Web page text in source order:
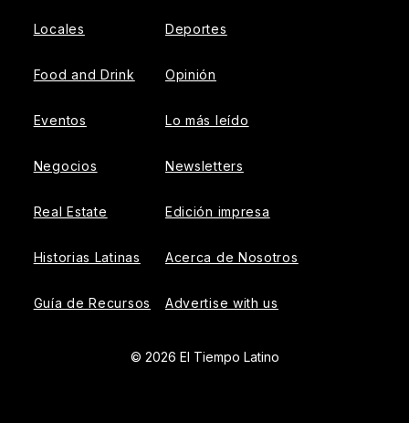
Locales
Food and Drink
Eventos
Negocios
Real Estate
Historias Latinas
Guía de Recursos
Deportes
Opinión
Lo más leído
Newsletters
Edición impresa
Acerca de Nosotros
Advertise with us
© 2026 El Tiempo Latino